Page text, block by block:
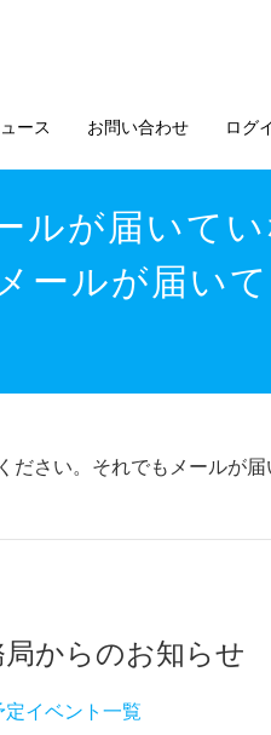
ース お問い合わせ ログ
ルが届いて
ールが届い
ださい。それでもメールが
からのお知らせ
定イベント一覧